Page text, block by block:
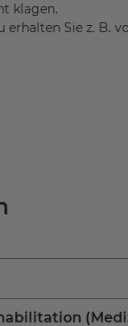
klagen.
erhalten Sie z. B.